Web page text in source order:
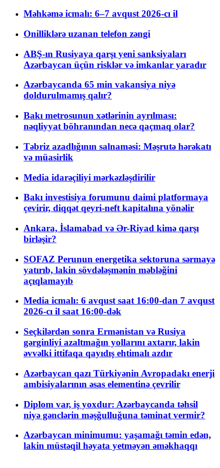
Məhkəmə icmalı: 6–7 avqust 2026-cı il
Onilliklərə uzanan telefon zəngi
ABŞ-ın Rusiyaya qarşı yeni sanksiyaları
Azərbaycan üçün risklər və imkanlar yaradır
Azərbaycanda 65 min vakansiya niyə
doldurulmamış qalır?
Bakı metrosunun xətlərinin ayrılması:
nəqliyyat böhranından necə qaçmaq olar?
Təbriz azadlığının salnaməsi: Məşrutə hərəkatı
və müasirlik
Media idarəçiliyi mərkəzləşdirilir
Bakı investisiya forumunu daimi platformaya
çevirir, diqqət qeyri-neft kapitalına yönəlir
Ankara, İslamabad və Ər-Riyad kimə qarşı
birləşir?
SOFAZ Perunun energetika sektoruna sərmayə
yatırıb, lakin sövdələşmənin məbləğini
açıqlamayıb
Media icmalı: 6 avqust saat 16:00-dan 7 avqust
2026-cı il saat 16:00-dək
Seçkilərdən sonra Ermənistan və Rusiya
gərginliyi azaltmağın yollarını axtarır, lakin
əvvəlki ittifaqa qayıdış ehtimalı azdır
Azərbaycan qazı Türkiyənin Avropadakı enerji
ambisiyalarının əsas elementinə çevrilir
Diplom var, iş yoxdur: Azərbaycanda təhsil
niyə gənclərin məşğulluğuna təminat vermir?
Azərbaycan minimumu: yaşamağı təmin edən,
lakin müstəqil həyata yetməyən əməkhaqqı